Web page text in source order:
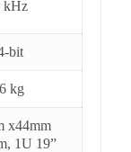
kHz
bit
kg
x44mm
1U 19”